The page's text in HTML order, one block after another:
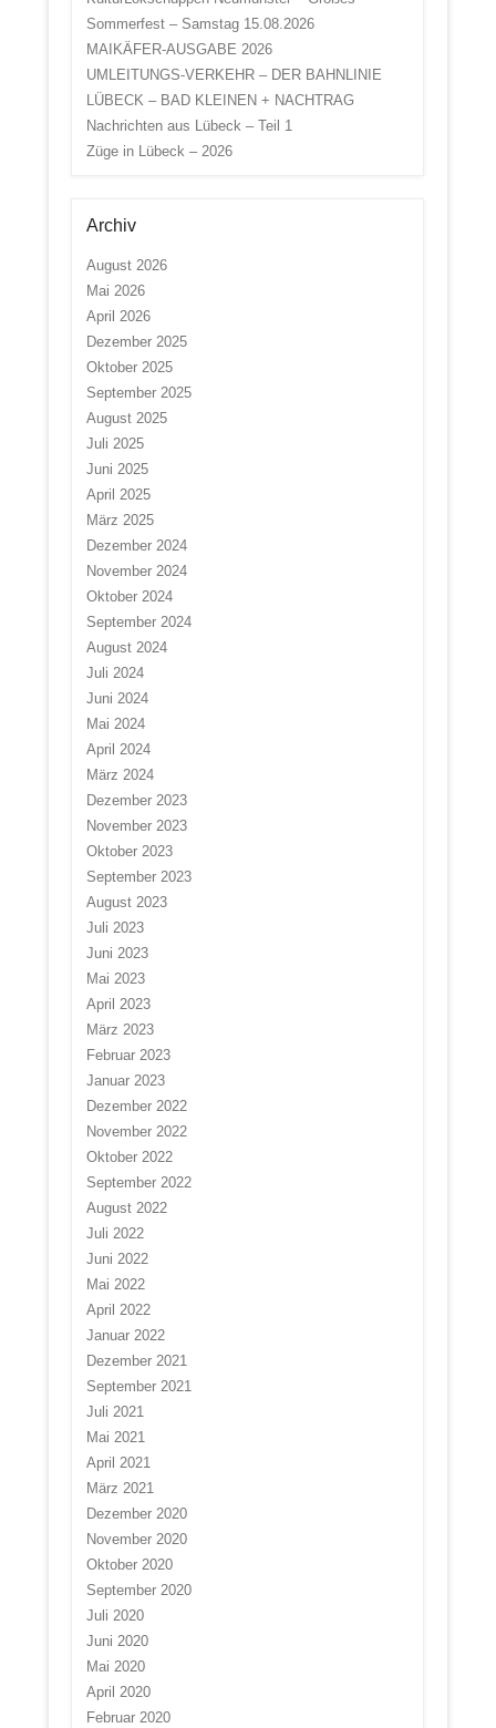
Sommerfest – Samstag 15.08.2026
MAIKÄFER-AUSGABE 2026
UMLEITUNGS-VERKEHR – DER BAHNLINIE
LÜBECK – BAD KLEINEN + NACHTRAG
Nachrichten aus Lübeck – Teil 1
Züge in Lübeck – 2026
Archiv
August 2026
Mai 2026
April 2026
Dezember 2025
Oktober 2025
September 2025
August 2025
Juli 2025
Juni 2025
April 2025
März 2025
Dezember 2024
November 2024
Oktober 2024
September 2024
August 2024
Juli 2024
Juni 2024
Mai 2024
April 2024
März 2024
Dezember 2023
November 2023
Oktober 2023
September 2023
August 2023
Juli 2023
Juni 2023
Mai 2023
April 2023
März 2023
Februar 2023
Januar 2023
Dezember 2022
November 2022
Oktober 2022
September 2022
August 2022
Juli 2022
Juni 2022
Mai 2022
April 2022
Januar 2022
Dezember 2021
September 2021
Juli 2021
Mai 2021
April 2021
März 2021
Dezember 2020
November 2020
Oktober 2020
September 2020
Juli 2020
Juni 2020
Mai 2020
April 2020
Februar 2020